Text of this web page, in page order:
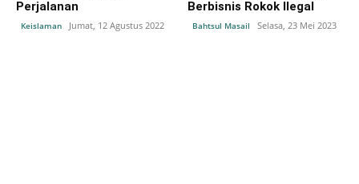
Perjalanan
Keislaman Jumat, 12 Agustus 2022
Berbisnis Rokok Ilegal
Bahtsul Masail Selasa, 23 Mei 2023